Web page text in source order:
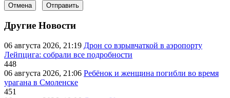
Отмена Отправить
Другие Новости
06 августа 2026, 21:19 Дрон со взрывчаткой в аэропорту
Лейпцига: собрали все подробности
448
06 августа 2026, 21:06 Ребёнок и женщина погибли во время
урагана в Смоленске
451